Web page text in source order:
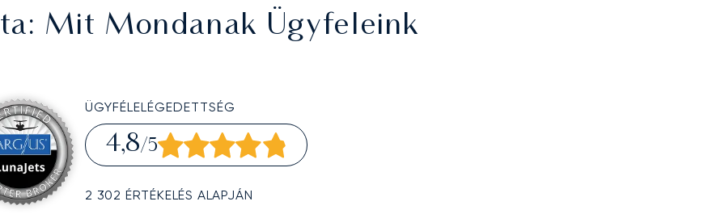
: Mit Mondanak Ügyfeleink
ÜGYFÉLELÉGEDETTSÉG
4,8/5
2 302 ÉRTÉKELÉS ALAPJÁN